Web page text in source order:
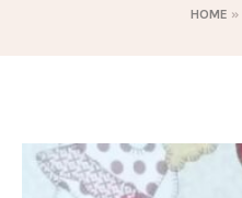
HOME »